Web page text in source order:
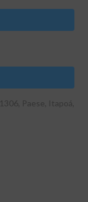
1306, Paese, Itapoá,